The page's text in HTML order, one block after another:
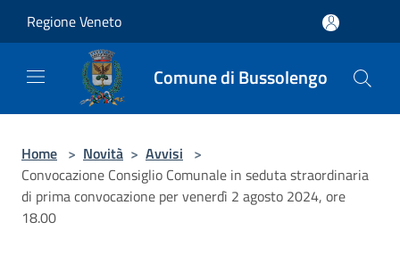
Regione Veneto
Comune di Bussolengo
Home > Novità > Avvisi >
Convocazione Consiglio Comunale in seduta straordinaria
di prima convocazione per venerdì 2 agosto 2024, ore
18.00